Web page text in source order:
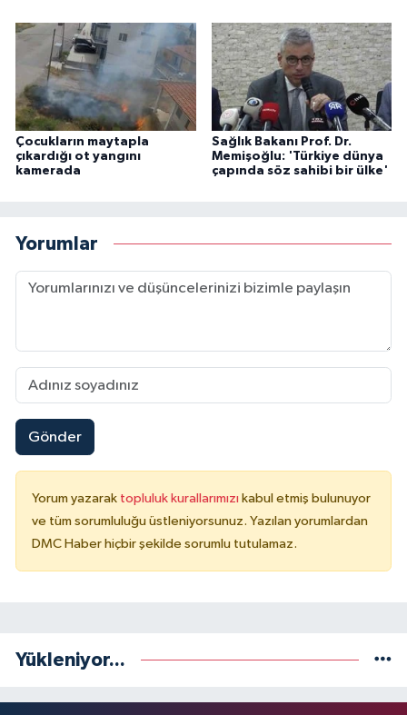
Çocukların maytapla
çıkardığı ot yangını
kamerada
Sağlık Bakanı Prof. Dr.
Memişoğlu: 'Türkiye dünya
çapında söz sahibi bir ülke'
Yorumlar
Gönder
Yorum yazarak topluluk kurallarımızı kabul etmiş bulunuyor
ve tüm sorumluluğu üstleniyorsunuz. Yazılan yorumlardan
DMC Haber hiçbir şekilde sorumlu tutulamaz.
Yükleniyor...